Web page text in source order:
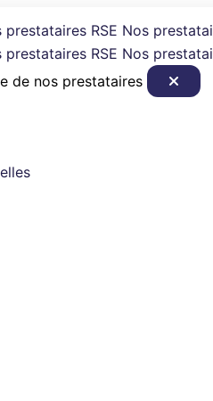
prestataires RSE Nos
prestataires RSE Nos
de nos prestataires